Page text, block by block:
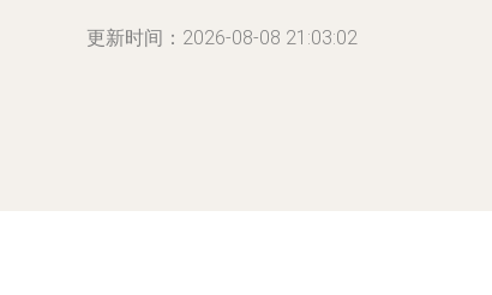
更新时间：2026-08-08 21:03:02